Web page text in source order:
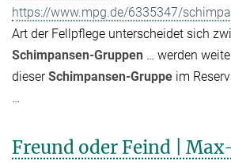
https://www.mpg.de/6335347/
Art der Fellpflege unterscheidet sich
Schimpansen-Gruppen … werden
dieserSchimpansen-Gruppe im
…
Freund oder Feind |